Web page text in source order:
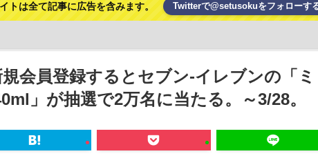
出する「スター
大西洋の地下深
型HA…
ドコモ、ahamo
長
【朗報】秋田に
X製品責任者の
日本人女性イン
トは全て記事に広告を含みます。 Twitterで@setusokuをフォローす
会員登録するとセブン‐イレブンの「ミ
」が抽選で2万名に当たる。～3/28。